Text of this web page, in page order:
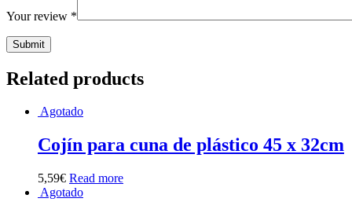
Your review *
Related products
Agotado
Cojín para cuna de plástico 45 x 32cm
5,59€ Read more
Agotado